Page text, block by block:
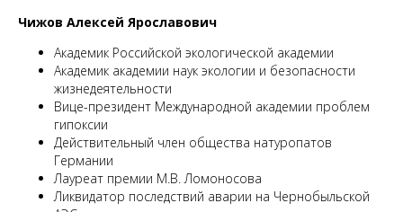
Чижов Алексей Ярославович
Академик Российской экологической академии
Академик академии наук экологии и безопасности
жизнедеятельности
Вице-президент Международной академии проблем
гипоксии
Действительный член общества натуропатов
Германии
Лауреат премии М.В. Ломоносова
Ликвидатор последствий аварии на Чернобыльской